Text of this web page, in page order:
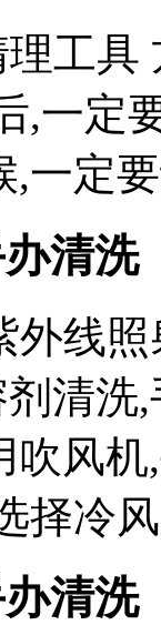
工具
,一定
,一定
清洗
外线
清洗
吹风
择冷
清洗